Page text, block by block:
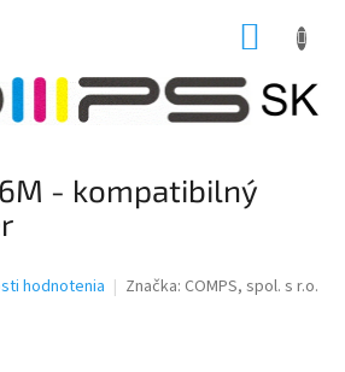
- kompatibilný
hodnotenia Značka: COMPS, spol. s r.o.